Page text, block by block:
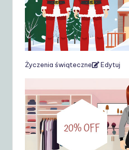
Życzenia świąteczne Edytuj